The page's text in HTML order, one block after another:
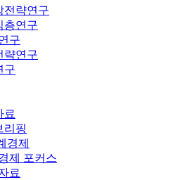
전략연구
층연구
구
략연구
구
료
리핑
경제
제 포커스
료